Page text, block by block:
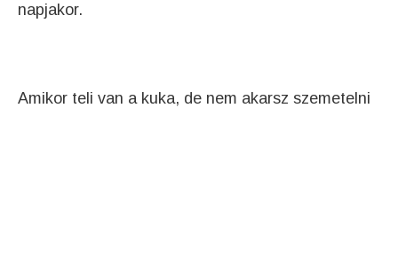
napjakor.
Amikor teli van a kuka, de nem akarsz szemetelni